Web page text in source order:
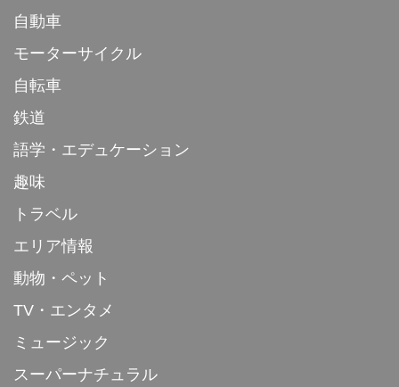
自動車
モーターサイクル
自転車
鉄道
語学・エデュケーション
趣味
トラベル
エリア情報
動物・ペット
TV・エンタメ
ミュージック
スーパーナチュラル